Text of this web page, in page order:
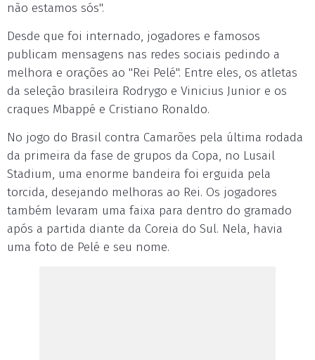
não estamos sós".
Desde que foi internado, jogadores e famosos
publicam mensagens nas redes sociais pedindo a
melhora e orações ao "Rei Pelé". Entre eles, os atletas
da seleção brasileira Rodrygo e Vinicius Junior e os
craques Mbappé e Cristiano Ronaldo.
No jogo do Brasil contra Camarões pela última rodada
da primeira da fase de grupos da Copa, no Lusail
Stadium, uma enorme bandeira foi erguida pela
torcida, desejando melhoras ao Rei. Os jogadores
também levaram uma faixa para dentro do gramado
após a partida diante da Coreia do Sul. Nela, havia
uma foto de Pelé e seu nome.